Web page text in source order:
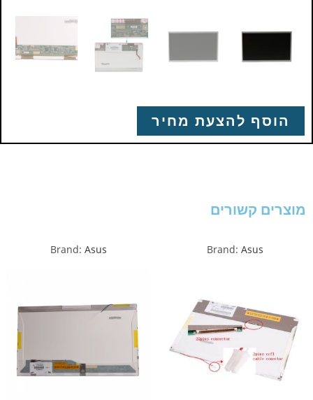
הוסף להצעת מחיר
מוצרים קשורים
Brand: Asus
Brand: Asus